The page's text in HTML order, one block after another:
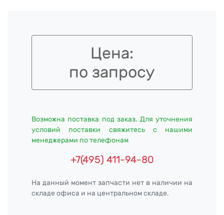
Цена:
по запросу
Возможна поставка под заказ. Для уточнения
условий поставки свяжитесь с нашими
менеджерами по телефонам
+7(495) 411-94-80
На данный момент запчасти нет в наличии на
складе офиса и на центральном складе.